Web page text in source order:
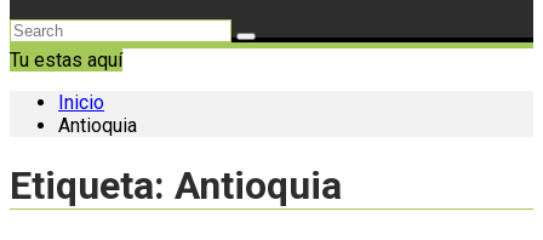
Tu estas aquí
Inicio
Antioquia
Etiqueta: Antioquia